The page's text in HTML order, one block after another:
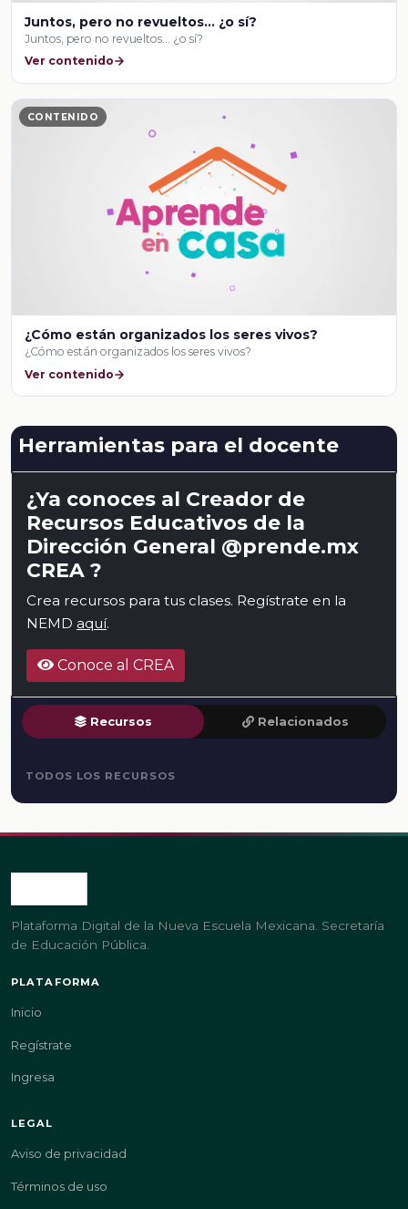
Juntos, pero no revueltos… ¿o sí?
Juntos, pero no revueltos… ¿o sí?
Ver contenido
CONTENIDO
¿Cómo están organizados los seres vivos?
¿Cómo están organizados los seres vivos?
Ver contenido
Herramientas para el docente
¿Ya conoces al Creador de
Recursos Educativos de la
Dirección General @prende.mx
CREA ?
Crea recursos para tus clases. Regístrate en la
NEMD aquí.
Conoce al CREA
Recursos Relacionados
TODOS LOS RECURSOS
Plataforma Digital de la Nueva Escuela Mexicana. Secretaría
de Educación Pública.
PLATAFORMA
Inicio
Regístrate
Ingresa
LEGAL
Aviso de privacidad
Términos de uso